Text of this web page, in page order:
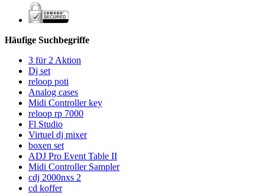
Häufige Suchbegriffe
3 für 2 Aktion
Dj set
reloop poti
Analog cases
Midi Controller key
reloop rp 7000
Fl Studio
Virtuel dj mixer
boxen set
ADJ Pro Event Table II
Midi Controller Sampler
cdj 2000nxs 2
cd koffer